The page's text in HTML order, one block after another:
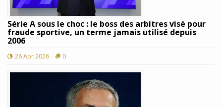
Série A sous le choc : le boss des arbitres visé pour
fraude sportive, un terme jamais utilisé depuis
2006
26 Apr 2026 0